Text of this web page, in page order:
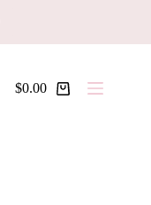
Shopping
$0.00